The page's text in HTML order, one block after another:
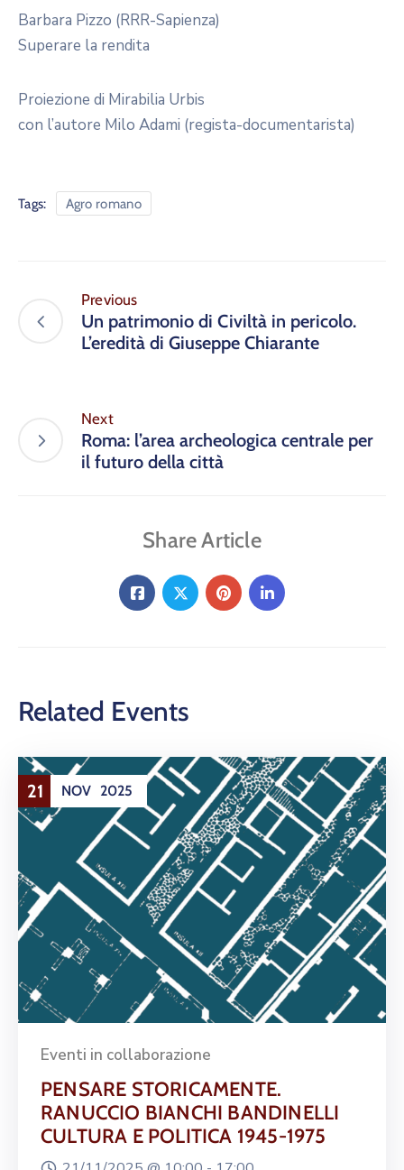
Barbara Pizzo (RRR-Sapienza)
Superare la rendita
Proiezione di Mirabilia Urbis
con l’autore Milo Adami (regista-documentarista)
Tags: Agro romano
Previous
Un patrimonio di Civiltà in pericolo.
L’eredità di Giuseppe Chiarante
Next
Roma: l’area archeologica centrale per
il futuro della città
Share Article
Related Events
21 NOV 2025
Eventi in collaborazione
PENSARE STORICAMENTE.
RANUCCIO BIANCHI BANDINELLI
CULTURA E POLITICA 1945-1975